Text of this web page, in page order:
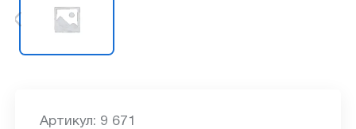
Артикул: 9 671